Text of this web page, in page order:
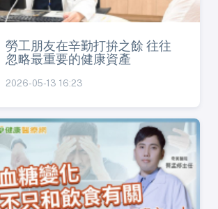
勞工朋友在辛勤打拚之餘 往往
忽略最重要的健康資產
2026-05-13 16:23